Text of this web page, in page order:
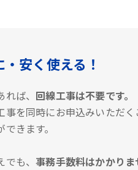
安く使える！
ば、 回線工事は不要です。
事を同時にお申込みいただく
きます。
でも、事務手数料はかかりま